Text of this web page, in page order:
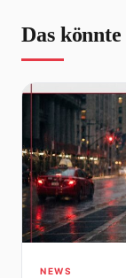
Das
NEWS